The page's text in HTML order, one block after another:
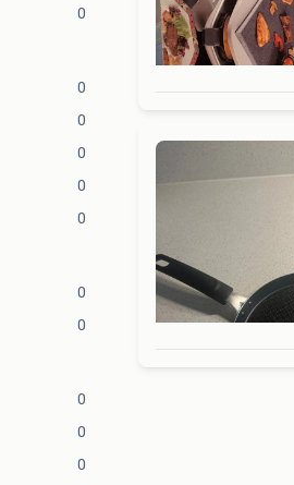
0
0
0
0
0
0
0
0
0
0
0